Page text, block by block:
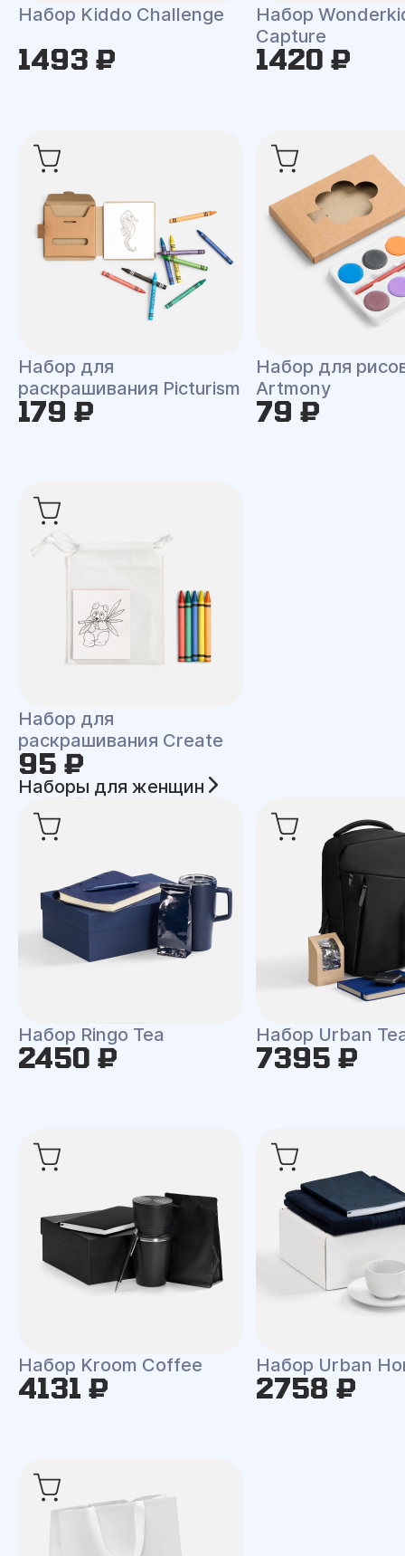
Набор Kiddo Challenge
1493 ₽
Набор
Capture
1420 ₽
Набор для
раскрашивания Picturism
179 ₽
Набор для
Artmony
79 ₽
Набор для
раскрашивания Create
95 ₽
Наборы для женщин
Набор Ringo Tea
2450 ₽
Набор Urban
7395 ₽
Набор Kroom Coffee
4131 ₽
Набор Urban
2758 ₽